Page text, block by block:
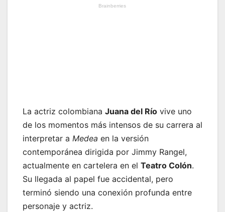
La actriz colombiana Juana del Río vive uno
de los momentos más intensos de su carrera al
interpretar a Medea en la versión
contemporánea dirigida por Jimmy Rangel,
actualmente en cartelera en el Teatro Colón.
Su llegada al papel fue accidental, pero
terminó siendo una conexión profunda entre
personaje y actriz.